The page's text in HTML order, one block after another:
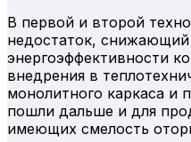
В первой и второй
недостаток, снижающий
энергоэффективности
внедрения в
монолитного каркаса и
пошли дальше и для
имеющих смелость